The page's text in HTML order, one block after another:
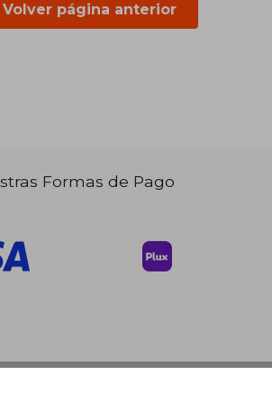
Volver página anterior
Formas de Pago